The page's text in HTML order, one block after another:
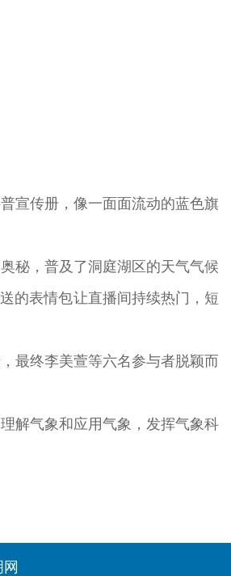
宣传册，像一面面流动的蓝色旗
秘，普及了洞庭湖区的天气气候
的表情包让直播间持续热门，短
最终李美萱等六名参与者脱颖而
解气象和应用气象，发挥气象科